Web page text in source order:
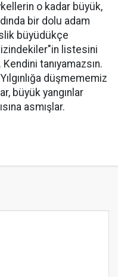
o kadar büyük,
bir dolu adam
büyüdükçe
listesini
tanıyamazsın.
düşmememiz
büyük yangınlar
asmışlar.